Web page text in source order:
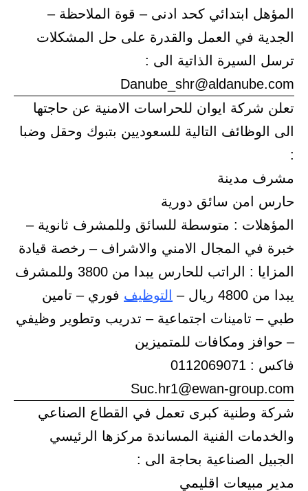
المؤهل ابتدائي كحد ادنى – قوة الملاحظة –
الجدية في العمل والقدرة على حل المشكلات
ترسل السيرة الذاتية الى :
Danube_shr@aldanube.com
تعلن شركة ايوان للحراسات الامنية عن حاجتها
الى الوظائف التالية للسعوديين بتبوك وحقل وضبا
:
مشرف مدينة
حارس امن سائق دورية
المؤهلات : متوسطة للسائق وللمشرف ثانوية –
خبرة في المجال الامني والاشراف – رخصة قيادة
المزايا : الراتب للحارس يبدا من 3800 وللمشرف
يبدا من 4800 ريال –
التوظيف فوري – تامين
طبي – تامينات اجتماعية – تدريب وتطوير وظيفي
– حوافز ومكافات للمتميزين
فاكس : 0112069071
Suc.hr1@ewan-group.com
شركة وطنية كبرى تعمل في القطاع الصناعي
والخدمات الفنية المساندة مركزها الرئيسي
الجبيل الصناعية بحاجة الى :
مدير مبيعات اقليمي